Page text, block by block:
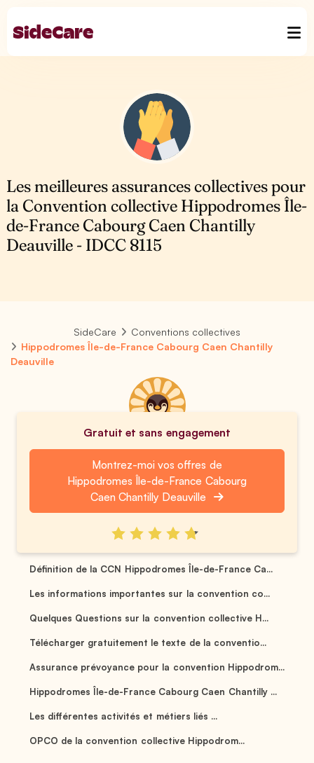
Les meilleures assurances collectives pour
la Convention collective Hippodromes Île-
de-France Cabourg Caen Chantilly
Deauville - IDCC 8115
SideCare
Conventions collectives
Hippodromes Île-de-France Cabourg Caen Chantilly
Deauville
Gratuit et sans engagement
Montrez-moi vos offres de
Hippodromes Île-de-France Cabourg
Caen Chantilly Deauville
Définition de la CCN Hippodromes Île-de-France Ca...
Les informations importantes sur la convention co...
Quelques Questions sur la convention collective H...
Télécharger gratuitement le texte de la conventio...
Assurance prévoyance pour la convention Hippodrom...
Hippodromes Île-de-France Cabourg Caen Chantilly ...
Les différentes activités et métiers liés ...
OPCO de la convention collective Hippodrom...